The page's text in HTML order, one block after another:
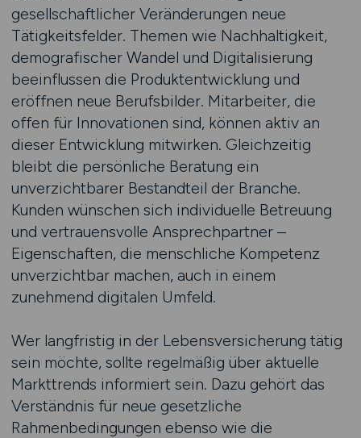
gesellschaftlicher Veränderungen neue
Tätigkeitsfelder. Themen wie Nachhaltigkeit,
demografischer Wandel und Digitalisierung
beeinflussen die Produktentwicklung und
eröffnen neue Berufsbilder. Mitarbeiter, die
offen für Innovationen sind, können aktiv an
dieser Entwicklung mitwirken. Gleichzeitig
bleibt die persönliche Beratung ein
unverzichtbarer Bestandteil der Branche.
Kunden wünschen sich individuelle Betreuung
und vertrauensvolle Ansprechpartner –
Eigenschaften, die menschliche Kompetenz
unverzichtbar machen, auch in einem
zunehmend digitalen Umfeld.
Wer langfristig in der Lebensversicherung tätig
sein möchte, sollte regelmäßig über aktuelle
Markttrends informiert sein. Dazu gehört das
Verständnis für neue gesetzliche
Rahmenbedingungen ebenso wie die